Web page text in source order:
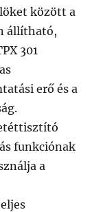
között a
állítható,
301
erő és a
funkciónak
a